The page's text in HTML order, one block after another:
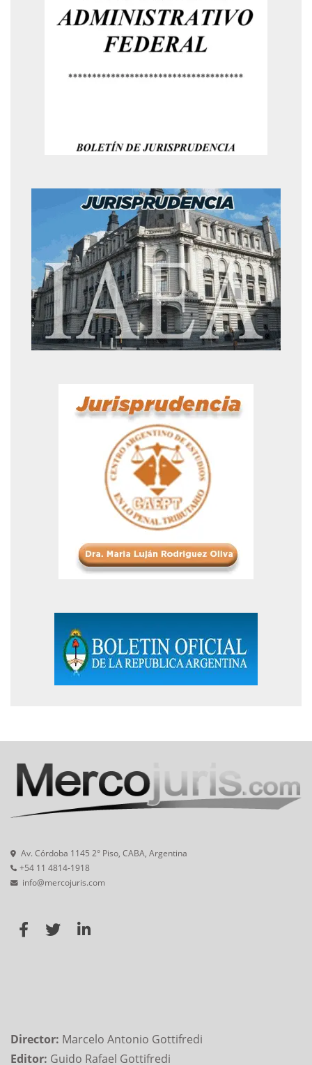
Av. Córdoba 1145 2° Piso, CABA, Argentina
+54 11 4814-1918
info@mercojuris.com
Director: Marcelo Antonio Gottifredi
Editor: Guido Rafael Gottifredi